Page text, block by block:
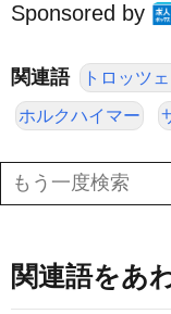
Sponsored by
関連語 トロッツ
ホルクハイマー
関連語をあ